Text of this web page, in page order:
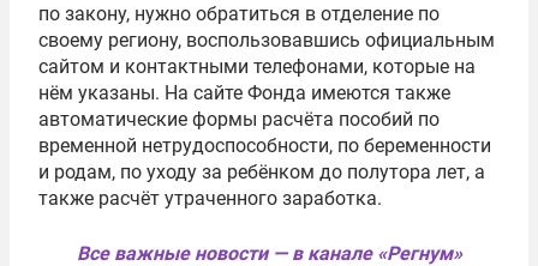
по закону, нужно обратиться в отделение по
своему региону, воспользовавшись официальным
сайтом и контактными телефонами, которые на
нём указаны. На сайте Фонда имеются также
автоматические формы расчёта пособий по
временной нетрудоспособности, по беременности
и родам, по уходу за ребёнком до полутора лет, а
также расчёт утраченного заработка.
Все важные новости — в канале «Регнум»